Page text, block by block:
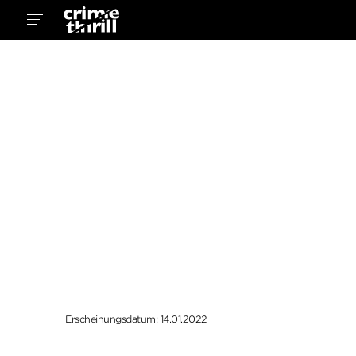
Erscheinungsdatum: 14.01.2022